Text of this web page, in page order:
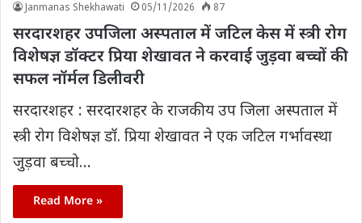
Janmanas Shekhawati 05/11/2026 87
सरदारशहर उपजिला अस्पताल में जटिल केस में स्त्री रोग
विशेषज्ञ डॉक्टर प्रिया शेखावत ने करवाई जुड़वा बच्चों की
सफल नॉर्मल डिलीवरी
सरदारशहर : सरदारशहर के राजकीय उप जिला अस्पताल में
स्त्री रोग विशेषज्ञ डॉ. प्रिया शेखावत ने एक जटिल गर्भावस्था
जुड़वा बच्चो…
Read More »